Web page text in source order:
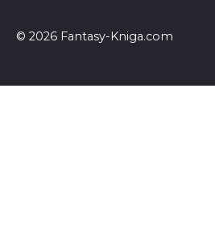
© 2026 Fantasy-Kniga.com